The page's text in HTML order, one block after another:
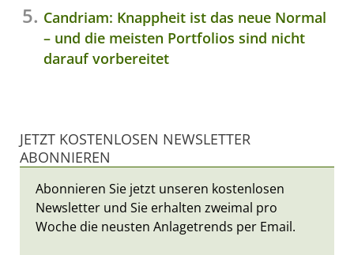
Candriam: Knappheit ist das neue Normal
– und die meisten Portfolios sind nicht
darauf vorbereitet
JETZT KOSTENLOSEN NEWSLETTER
ABONNIEREN
Abonnieren Sie jetzt unseren kostenlosen
Newsletter und Sie erhalten zweimal pro
Woche die neusten Anlagetrends per Email.